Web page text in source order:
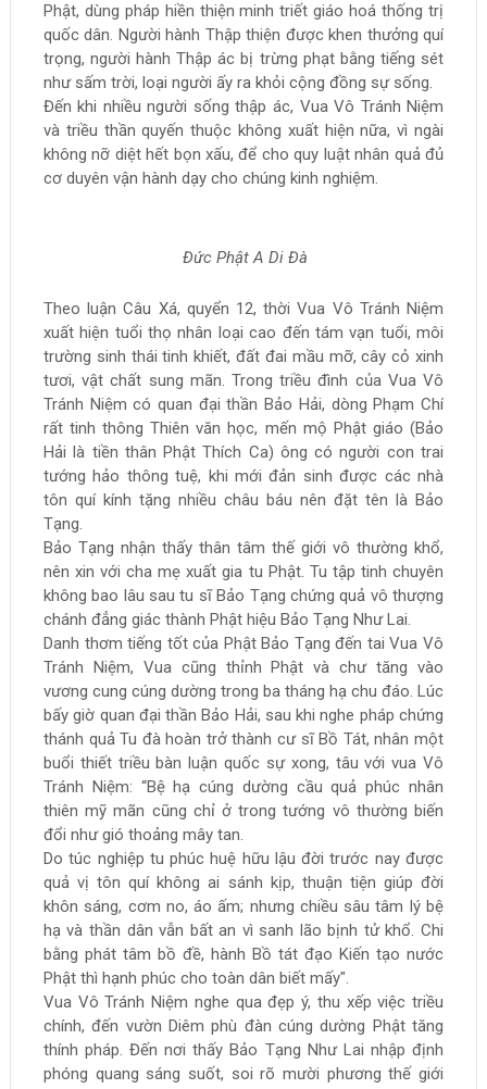
Phật, dùng pháp hiền thiện minh triết giáo hoá thống trị
quốc dân. Người hành Thập thiện được khen thưởng quí
trọng, người hành Thập ác bị trừng phạt bằng tiếng sét
như sấm trời, loại người ấy ra khỏi cộng đồng sự sống.
Đến khi nhiều người sống thập ác, Vua Vô Tránh Niệm
và triều thần quyến thuộc không xuất hiện nữa, vì ngài
không nỡ diệt hết bọn xấu, để cho quy luật nhân quả đủ
cơ duyên vận hành dạy cho chúng kinh nghiệm.
Đức Phật A Di Đà
Theo luận Câu Xá, quyển 12, thời Vua Vô Tránh Niệm
xuất hiện tuổi thọ nhân loại cao đến tám vạn tuổi, môi
trường sinh thái tinh khiết, đất đai mầu mỡ, cây cỏ xinh
tươi, vật chất sung mãn. Trong triều đình của Vua Vô
Tránh Niệm có quan đại thần Bảo Hải, dòng Phạm Chí
rất tinh thông Thiên văn học, mến mộ Phật giáo (Bảo
Hải là tiền thân Phật Thích Ca) ông có người con trai
tướng hảo thông tuệ, khi mới đản sinh được các nhà
tôn quí kính tặng nhiều châu báu nên đặt tên là Bảo
Tạng.
Bảo Tạng nhận thấy thân tâm thế giới vô thường khổ,
nên xin với cha mẹ xuất gia tu Phật. Tu tập tinh chuyên
không bao lâu sau tu sĩ Bảo Tạng chứng quả vô thượng
chánh đẳng giác thành Phật hiệu Bảo Tạng Như Lai.
Danh thơm tiếng tốt của Phật Bảo Tạng đến tai Vua Vô
Tránh Niệm, Vua cũng thỉnh Phật và chư tăng vào
vương cung cúng dường trong ba tháng hạ chu đáo. Lúc
bấy giờ quan đại thần Bảo Hải, sau khi nghe pháp chứng
thánh quả Tu đà hoàn trở thành cư sĩ Bồ Tát, nhân một
buổi thiết triều bàn luận quốc sự xong, tâu với vua Vô
Tránh Niệm: “Bệ hạ cúng dường cầu quả phúc nhân
thiên mỹ mãn cũng chỉ ở trong tướng vô thường biến
đổi như gió thoảng mây tan.
Do túc nghiệp tu phúc huệ hữu lậu đời trước nay được
quả vị tôn quí không ai sánh kịp, thuận tiện giúp đời
khôn sáng, cơm no, áo ấm; nhưng chiều sâu tâm lý bệ
hạ và thần dân vẫn bất an vì sanh lão bịnh tử khổ. Chi
bằng phát tâm bồ đề, hành Bồ tát đạo Kiến tạo nước
Phật thì hạnh phúc cho toàn dân biết mấy".
Vua Vô Tránh Niệm nghe qua đẹp ý, thu xếp việc triều
chính, đến vườn Diêm phù đàn cúng dường Phật tăng
thính pháp. Đến nơi thấy Bảo Tạng Như Lai nhập định
phóng quang sáng suốt, soi rõ mười phương thế giới